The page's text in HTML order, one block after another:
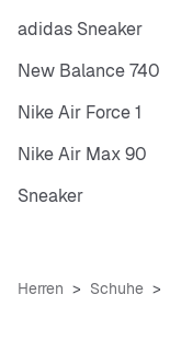
adidas Sneaker
New Balance 740
Nike Air Force 1
Nike Air Max 90
Sneaker
Herren Schuhe